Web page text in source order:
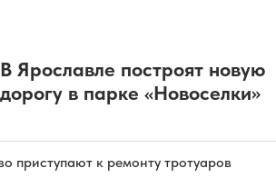
В Ярославле построят новую
дорогу в парке «Новоселки»
приступают к ремонту тротуаров